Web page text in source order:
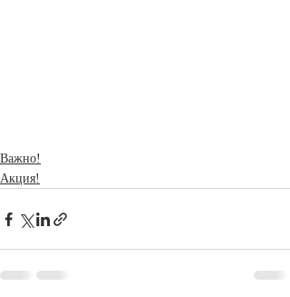
Важно!
Акция!